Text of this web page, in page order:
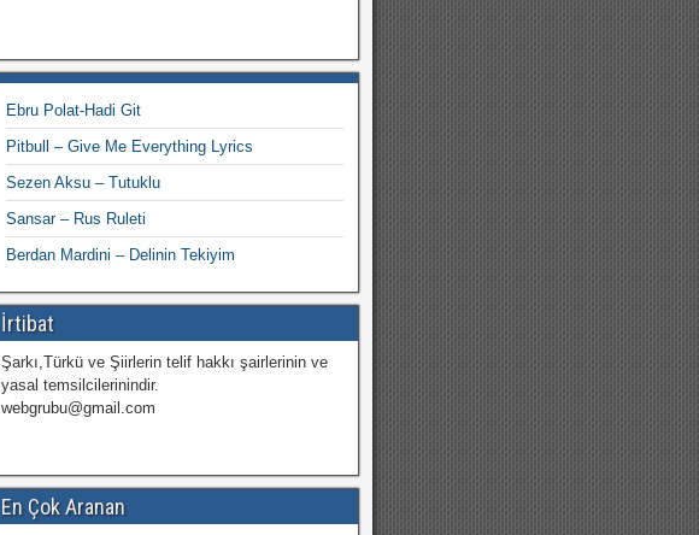
Ebru Polat-Hadi Git
Pitbull – Give Me Everything Lyrics
Sezen Aksu – Tutuklu
Sansar – Rus Ruleti
Berdan Mardini – Delinin Tekiyim
İrtibat
Şarkı,Türkü ve Şiirlerin telif hakkı şairlerinin ve
yasal temsilcilerinindir.
webgrubu@gmail.com
En Çok Aranan